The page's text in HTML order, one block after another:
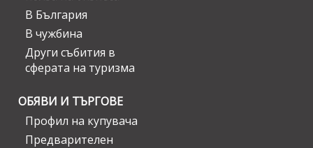
В България
В чужбина
Други събития в
сферата на туризма
ОБЯВИ И ТЪРГОВЕ
Профил на купувача
Предварителен